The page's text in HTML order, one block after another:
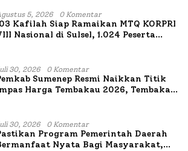
5, 2026 0 Komentar
Kafilah Siap Ramaikan MTQ KORPRI
Nasional di Sulsel, 1.024 Peserta
30, 2026 0 Komentar
Sumenep Resmi Naikkan Titik
Harga Tembakau 2026, Tembakau
30, 2026 0 Komentar
Program Pemerintah Daerah
Nyata Bagi Masyarakat,